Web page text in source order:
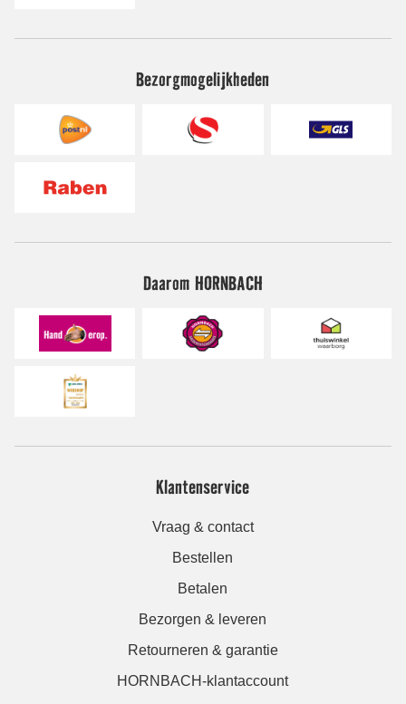
Bezorgmogelijkheden
Daarom HORNBACH
Klantenservice
Vraag & contact
Bestellen
Betalen
Bezorgen & leveren
Retourneren & garantie
HORNBACH-klantaccount